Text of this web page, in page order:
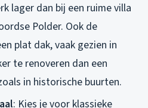
lager dan bij een ruime villa
Polder. Ook de
plat dak, vaak gezien in
te renoveren dan een
in historische buurten.
: Kies je voor klassieke